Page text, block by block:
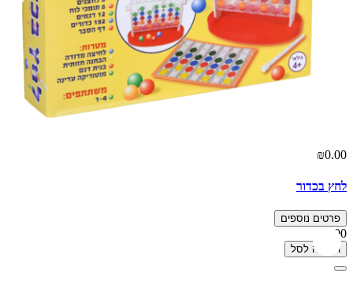
₪0.00
לחץ בכדור
פרטים נוספים
₪0.00
הוספה לסל